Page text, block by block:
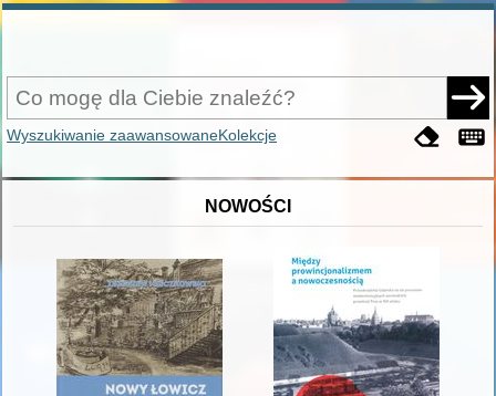
Wyszukiwanie zaawansowaneKolekcje
NOWOŚCI